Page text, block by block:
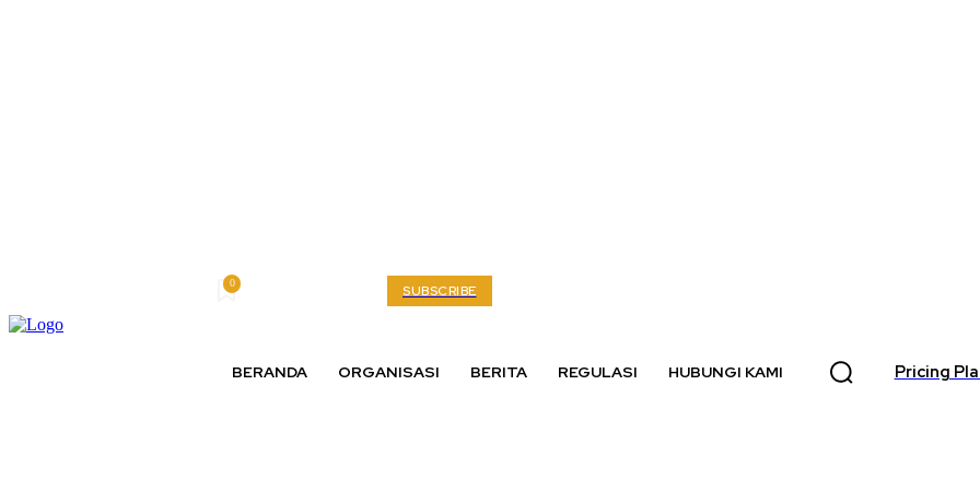
0 SUBSCRIBE
BERANDA ORGANISASI BERITA REGULASI HUBUNGI KAMI Pricing